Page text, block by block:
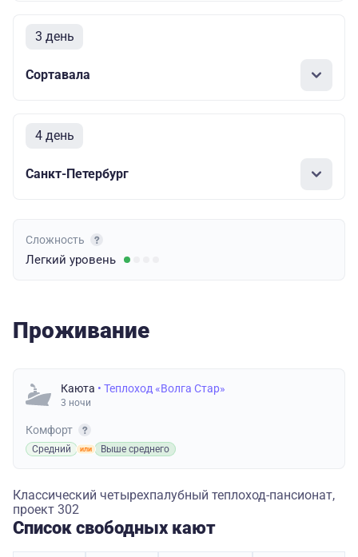
3 день
Сортавала
4 день
Санкт-Петербург
Сложность
Легкий уровень
Проживание
Каюта • Теплоход «Волга Стар»
3 ночи
Комфорт
Средний Выше среднего
Классический четырехпалубный теплоход-пансионат,
проект 302
Список свободных кают